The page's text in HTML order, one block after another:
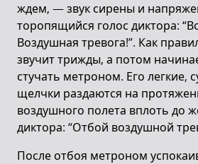
ждем, — звук сирены и
торопящийся голос диктора:
Воздушная тревога!”. Как
звучит трижды, а потом
стучать метроном. Его легкие,
щелчки раздаются на
воздушного полета вплоть до
диктора: “Отбой воздушной
После отбоя метроном